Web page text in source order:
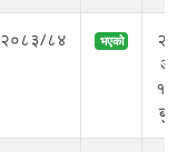
२०८३/८४ भएको